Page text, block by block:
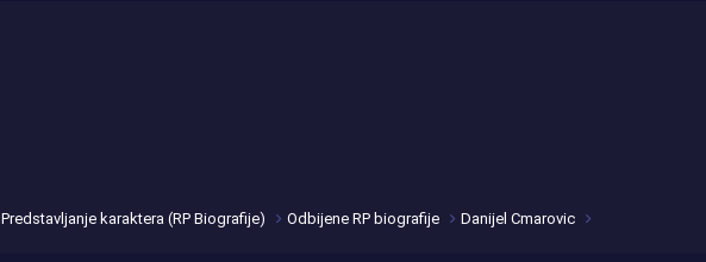
Predstavljanje karaktera (RP Biografije) Odbijene RP biografije Danijel Cmarovic